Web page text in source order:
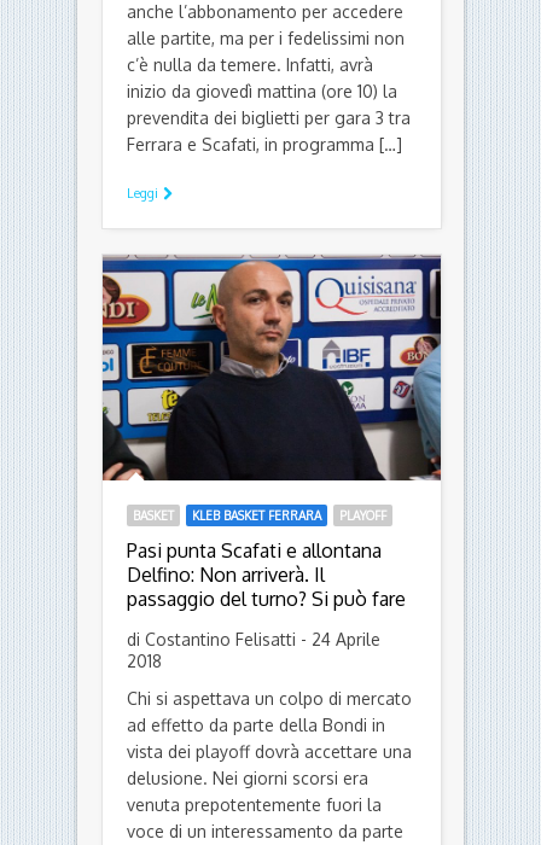
anche l’abbonamento per accedere
alle partite, ma per i fedelissimi non
c’è nulla da temere. Infatti, avrà
inizio da giovedì mattina (ore 10) la
prevendita dei biglietti per gara 3 tra
Ferrara e Scafati, in programma […]
Leggi
BASKET KLEB BASKET FERRARA PLAYOFF
Pasi punta Scafati e allontana
Delfino: Non arriverà. Il
passaggio del turno? Si può fare
di Costantino Felisatti - 24 Aprile
2018
Chi si aspettava un colpo di mercato
ad effetto da parte della Bondi in
vista dei playoff dovrà accettare una
delusione. Nei giorni scorsi era
venuta prepotentemente fuori la
voce di un interessamento da parte